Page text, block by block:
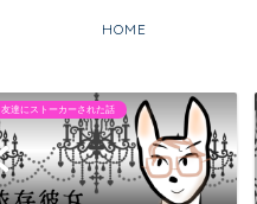
HOME
友達にストーカーされた話